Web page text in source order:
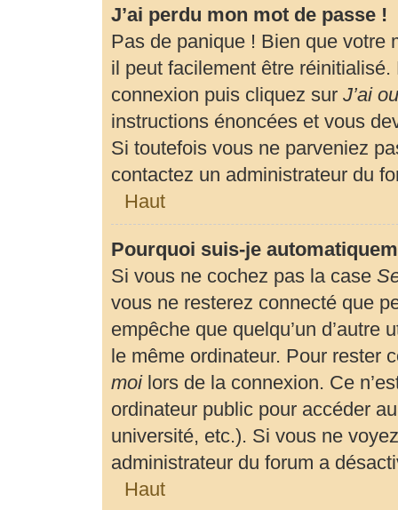
J’ai perdu mon mot de passe !
Pas de panique ! Bien que votre
il peut facilement être
connexion puis cliquez sur J’ai
instructions énoncées et vous
Si toutefois vous ne parveniez
contactez un administrateur du
Haut
Pourquoi suis-je
Si vous ne cochez pas la case
vous ne resterez connecté que
empêche que quelqu’un
le même ordinateur. Pour rester
moilors de la connexion. Ce
ordinateur public pour accéder
université, etc.). Si vous ne
administrateur du forum a
Haut